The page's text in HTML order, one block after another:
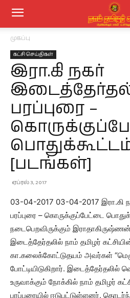
முகப்பு
கட்சி செய்திகள்
இரா.கி நகர்
பரப்புரை –
[படங்கள்]
ஏப்ரல் 3, 2017
03-04-2017 03-04-2017
பரப்புரை – கொருக்குப்பேட்டை
நடைபெறவிருக்கும்
இடைத்தேர்தலில் நாம் தமிழர்
கா.கலைக்கோட்டுதயம் அவர்கள்
போட்டியிடுகிறார். இடைத்தேர்தலில்
உருவாக்கும் நோக்கில் நாம் தமிழர்
பரப்புரையில் ஈடுபட்டுள்ளனர்.